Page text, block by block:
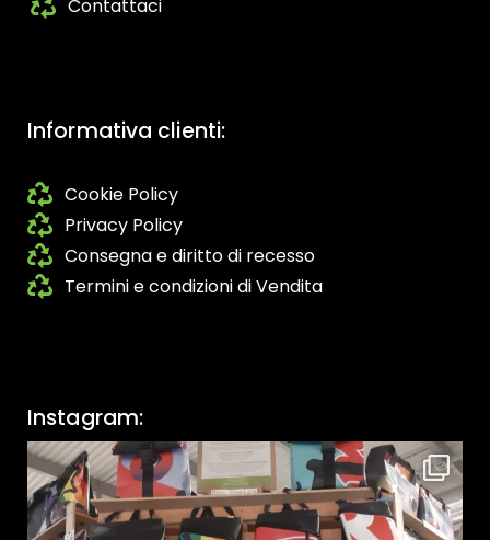
Contattaci
Informativa clienti:
Cookie Policy
Privacy Policy
Consegna e diritto di recesso
Termini e condizioni di Vendita
Instagram: